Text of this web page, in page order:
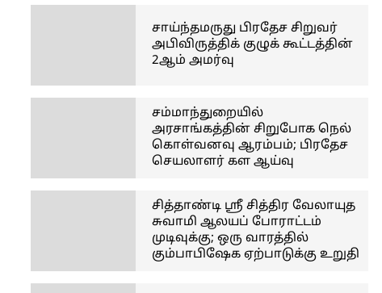
சாய்ந்தமருது பிரதேச சிறுவர்
அபிவிருத்திக் குழுக் கூட்டத்தின்
2ஆம் அமர்வு
சம்மாந்துறையில்
அரசாங்கத்தின் சிறுபோக நெல்
கொள்வனவு ஆரம்பம்; பிரதேச
செயலாளர் கள ஆய்வு
சித்தாண்டி ஸ்ரீ சித்திர வேலாயுத
சுவாமி ஆலயப் போராட்டம்
முடிவுக்கு; ஒரு வாரத்தில்
கும்பாபிஷேக ஏற்பாடுக்கு உறுதி